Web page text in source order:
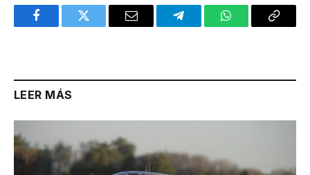
FacebookTwitter Email TelegramWhatsAppCopy
LEER MÁS